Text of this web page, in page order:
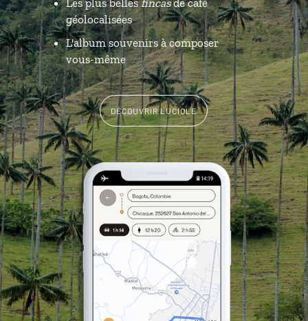
géolocalisées
L'album souvenirs à composer
vous-même
DÉCOUVRIR LUCIOLE